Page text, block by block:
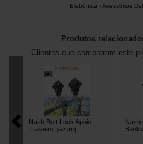
Eletrônica -Acessórios
Produtos
Clientes que compraram este
Nash Butt Lock Apoio
Traseiro
[m23887]
Nash